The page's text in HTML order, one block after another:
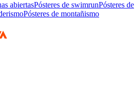
abiertasPósteres de swimrunPósteres de
Pósteres de montañismo